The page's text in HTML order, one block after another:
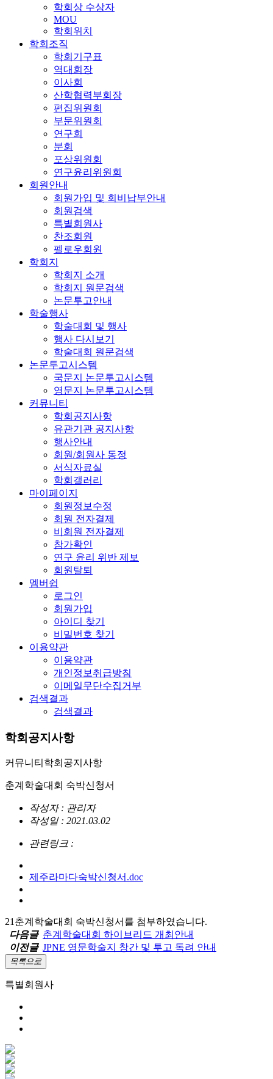
학회상 수상자
MOU
학회위치
학회조직
학회기구표
역대회장
이사회
산학협력부회장
편집위원회
부문위원회
연구회
분회
포상위원회
연구윤리위원회
회원안내
회원가입 및 회비납부안내
회원검색
특별회원사
찬조회원
펠로우회원
학회지
학회지 소개
학회지 원문검색
논문투고안내
학술행사
학술대회 및 행사
행사 다시보기
학술대회 원문검색
논문투고시스템
국문지 논문투고시스템
영문지 논문투고시스템
커뮤니티
학회공지사항
유관기관 공지사항
행사안내
회원/회원사 동정
서식자료실
학회갤러리
마이페이지
회원정보수정
회원 전자결제
비회원 전자결제
참가확인
연구 윤리 위반 제보
회원탈퇴
멤버쉽
로그인
회원가입
아이디 찾기
비밀번호 찾기
이용약관
이용약관
개인정보취급방침
이메일무단수집거부
검색결과
검색결과
학회공지사항
커뮤니티 학회공지사항
춘계학술대회 숙박신청서
작성자 : 관리자
작성일 : 2021.03.02
관련링크 :
제주라마다숙박신청서.doc
21춘계학술대회 숙박신청서를 첨부하였습니다.
다음글 춘계학술대회 하이브리드 개최안내
이전글 JPNE 영문학술지 창간 및 투고 독려 안내
목록으로
특별회원사